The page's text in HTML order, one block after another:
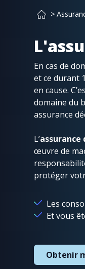
>
En cas de
et ce durant
en cause.
domaine du
assurance
L’assurance
œuvre de
protéger
Les
Et vous
Obtenir